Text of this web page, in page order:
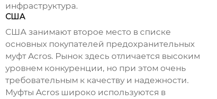
инфраструктура.
США
США занимают второе место в списке
основных покупателей предохранительных
муфт Acros. Рынок здесь отличается высоким
уровнем конкуренции, но при этом очень
требовательным к качеству и надежности.
Муфты Acros широко используются в